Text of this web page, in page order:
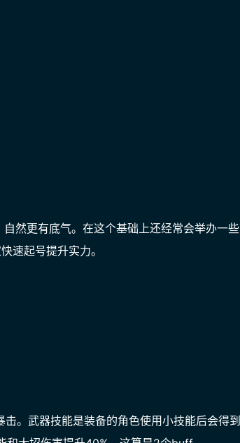
然更有底气。在这个基础上还经常会举办一些
速起号提升实力。
。武器技能是装备的角色使用小技能后会得到